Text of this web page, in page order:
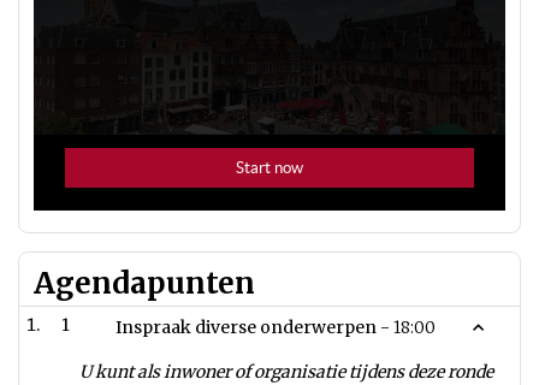
Agendapunten
1 Inspraak diverse onderwerpen - 18:00
U kunt als inwoner of organisatie tijdens deze ronde